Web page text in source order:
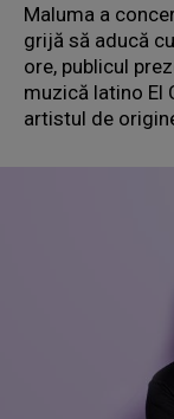
Maluma a
grijă să aducă
ore, publicul
muzică latino El
artistul de